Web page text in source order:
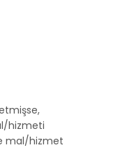
hizmeti
mal/hizmet